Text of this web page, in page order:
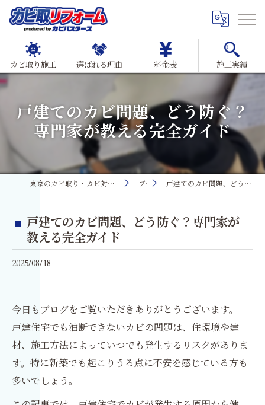
カビ取り施工 選ばれる理由 料金表 施工実績
戸建てのカビ問題、どう防ぐ？
専門家が教える完全ガイド
東京のカビ取り・カビ対策ならMIST工法®カビ取リフォーム ブログ 戸建てのカビ問題、どう防ぐ？専門家が教える完全ガイド
戸建てのカビ問題、どう防ぐ？専門家が
教える完全ガイド
2025/08/18
今日もブログをご覧いただきありがとうございます。
戸建住宅でも油断できないカビの問題は、住環境や建
材、施工方法によっていつでも発生するリスクがありま
す。特に新築でも起こりうる点に不安を感じている方も
多いでしょう。